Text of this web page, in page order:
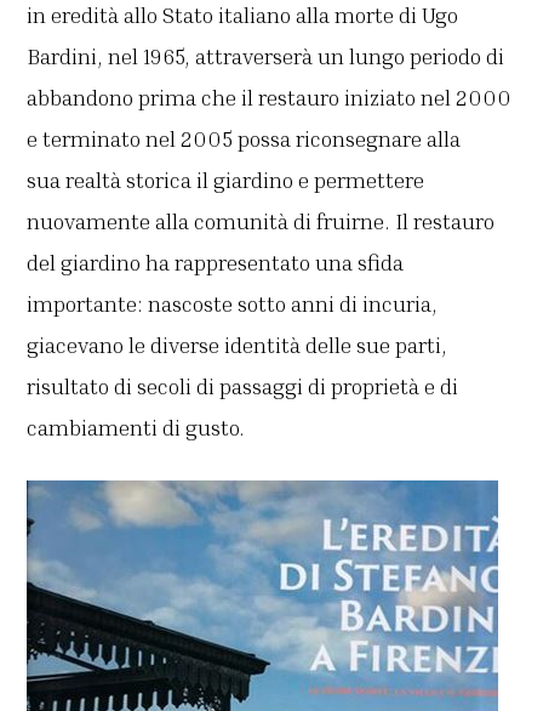
in eredità allo Stato italiano alla morte di Ugo
Bardini, nel 1965, attraverserà un lungo periodo di
abbandono prima che il restauro iniziato nel 2000
e terminato nel 2005 possa riconsegnare alla
sua realtà storica il giardino e permettere
nuovamente alla comunità di fruirne. Il restauro
del giardino ha rappresentato una sfida
importante: nascoste sotto anni di incuria,
giacevano le diverse identità delle sue parti,
risultato di secoli di passaggi di proprietà e di
cambiamenti di gusto.